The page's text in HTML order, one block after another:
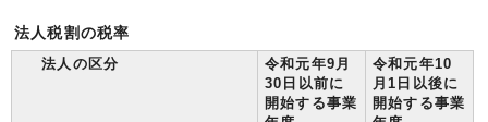
法人税割の税率
法人の区分
令和元年9月
30日以前に
開始する事業
令和元年10
月1日以後に
開始する事業